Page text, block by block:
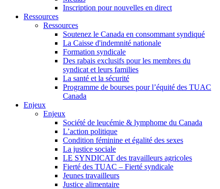
Inscription pour nouvelles en direct
Ressources
Ressources
Soutenez le Canada en consommant syndiqué
La Caisse d'indemnité nationale
Formation syndicale
Des rabais exclusifs pour les membres du
syndicat et leurs families
La santé et la sécurité
Programme de bourses pour l’équité des TUAC
Canada
Enjeux
Enjeux
Société de leucémie & lymphome du Canada
L’action politique
Condition féminine et égalité des sexes
La justice sociale
LE SYNDICAT des travailleurs agricoles
Fierté des TUAC – Fierté syndicale
Jeunes travailleurs
Justice alimentaire